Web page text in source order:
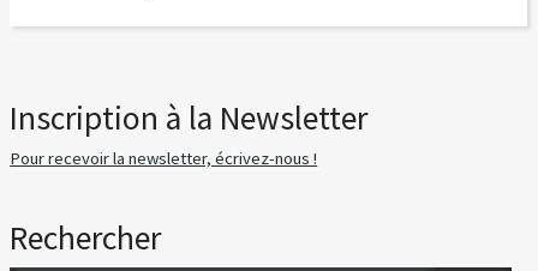
Inscription à la Newsletter
Pour recevoir la newsletter, écrivez-nous !
Rechercher